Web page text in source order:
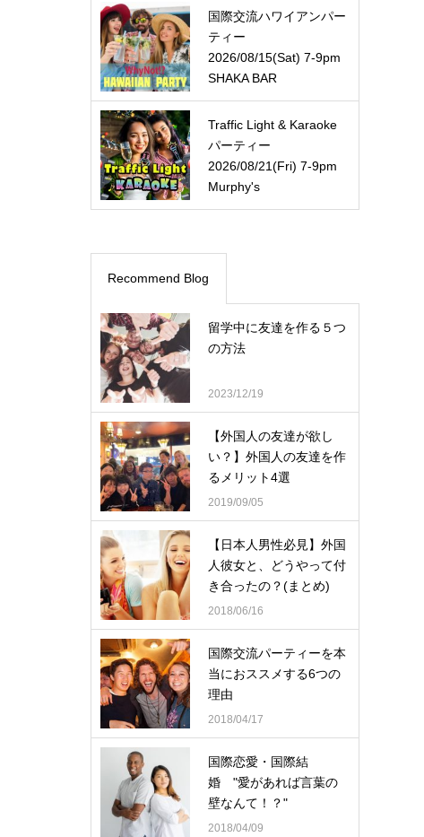
国際交流ハワイアンパー
ティー
2026/08/15(Sat) 7-9pm
SHAKA BAR
Traffic Light & Karaoke
パーティー
2026/08/21(Fri) 7-9pm
Murphy's
Recommend Blog
留学中に友達を作る５つ
の方法
2023/12/19
【外国人の友達が欲し
い？】外国人の友達を作
るメリット4選
2019/09/05
【日本人男性必見】外国
人彼女と、どうやって付
き合ったの？(まとめ)
2018/06/16
国際交流パーティーを本
当におススメする6つの
理由
2018/04/17
国際恋愛・国際結
婚 "愛があれば言葉の
壁なんて！？"
2018/04/09